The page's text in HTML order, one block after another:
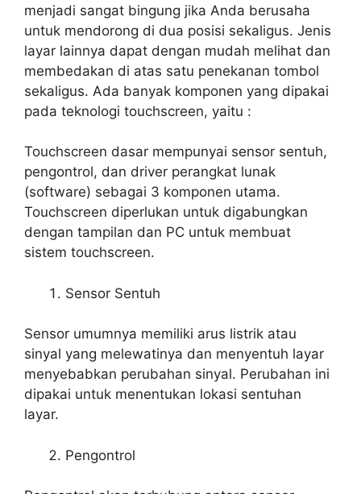
menjadi sangat bingung jika Anda berusaha
untuk mendorong di dua posisi sekaligus. Jenis
layar lainnya dapat dengan mudah melihat dan
membedakan di atas satu penekanan tombol
sekaligus. Ada banyak komponen yang dipakai
pada teknologi touchscreen, yaitu :
Touchscreen dasar mempunyai sensor sentuh,
pengontrol, dan driver perangkat lunak
(software) sebagai 3 komponen utama.
Touchscreen diperlukan untuk digabungkan
dengan tampilan dan PC untuk membuat
sistem touchscreen.
Sensor Sentuh
Sensor umumnya memiliki arus listrik atau
sinyal yang melewatinya dan menyentuh layar
menyebabkan perubahan sinyal. Perubahan ini
dipakai untuk menentukan lokasi sentuhan
layar.
Pengontrol